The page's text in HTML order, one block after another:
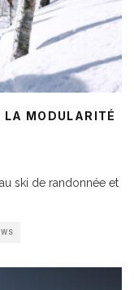
LA MODULARITÉ
ski de randonnée et